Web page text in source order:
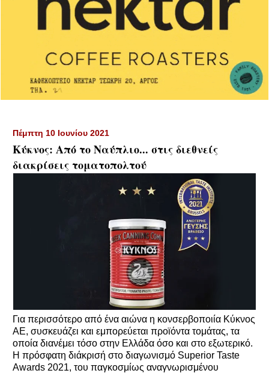
Πέμπτη 10 Ιουνίου 2021
Κύκνος: Από το Ναύπλιο... στις διεθνείς
διακρίσεις τοματοπολτού
Για περισσότερο από ένα αιώνα η κονσερβοποιία Κύκνος
ΑΕ, συσκευάζει και εμπορεύεται προϊόντα τομάτας, τα
οποία διανέμει τόσο στην Ελλάδα όσο και στο εξωτερικό.
Η πρόσφατη διάκρισή στο διαγωνισμό Superior Taste
Awards 2021, του παγκοσμίως αναγνωρισμένου